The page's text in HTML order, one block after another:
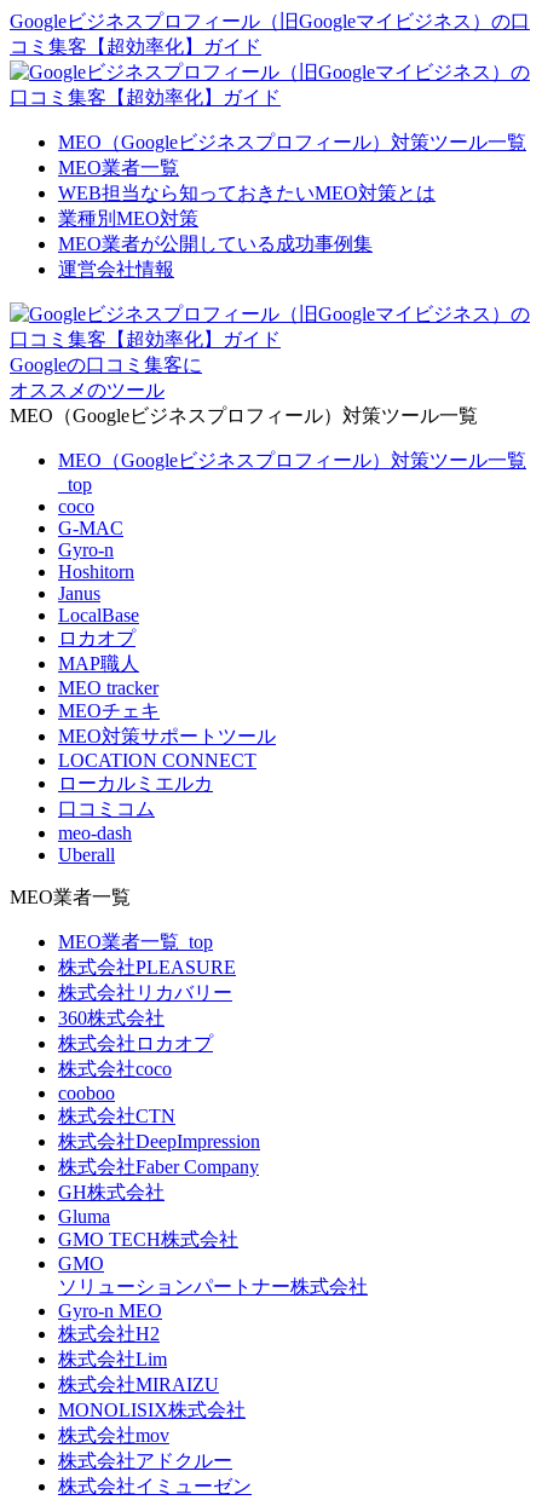
Googleビジネスプロフィール（旧Googleマイビジネス）の口
コミ集客【超効率化】ガイド
MEO（Googleビジネスプロフィール）対策ツール一覧
MEO業者一覧
WEB担当なら知っておきたいMEO対策とは
業種別MEO対策
MEO業者が公開している成功事例集
運営会社情報
Googleの口コミ集客に
オススメのツール
MEO（Googleビジネスプロフィール）対策ツール一覧
MEO（Googleビジネスプロフィール）対策ツール一覧
_top
coco
G-MAC
Gyro-n
Hoshitorn
Janus
LocalBase
ロカオプ
MAP職人
MEO tracker
MEOチェキ
MEO対策サポートツール
LOCATION CONNECT
ローカルミエルカ
口コミコム
meo-dash
Uberall
MEO業者一覧
MEO業者一覧_top
株式会社PLEASURE
株式会社リカバリー
360株式会社
株式会社ロカオプ
株式会社coco
cooboo
株式会社CTN
株式会社DeepImpression
株式会社Faber Company
GH株式会社
Gluma
GMO TECH株式会社
GMO
ソリューションパートナー株式会社
Gyro-n MEO
株式会社H2
株式会社Lim
株式会社MIRAIZU
MONOLISIX株式会社
株式会社mov
株式会社アドクルー
株式会社イミューゼン